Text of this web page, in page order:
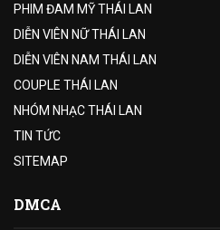
PHIM ĐAM MỸ THÁI LAN
DIỄN VIÊN NỮ THÁI LAN
DIỄN VIÊN NAM THÁI LAN
COUPLE THÁI LAN
NHÓM NHẠC THÁI LAN
TIN TỨC
SITEMAP
DMCA